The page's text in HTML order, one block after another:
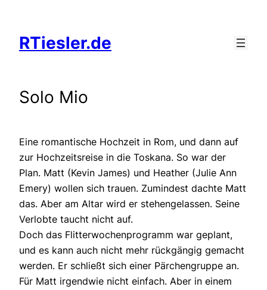
springen
RTiesler.de
Solo Mio
Eine romantische Hochzeit in Rom, und dann auf
zur Hochzeitsreise in die Toskana. So war der
Plan. Matt (Kevin James) und Heather (Julie Ann
Emery) wollen sich trauen. Zumindest dachte Matt
das. Aber am Altar wird er stehengelassen. Seine
Verlobte taucht nicht auf.
Doch das Flitterwochenprogramm war geplant,
und es kann auch nicht mehr rückgängig gemacht
werden. Er schließt sich einer Pärchengruppe an.
Für Matt irgendwie nicht einfach. Aber in einem